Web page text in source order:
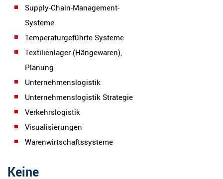
Supply-Chain-Management-
Systeme
Temperaturgeführte Systeme
Textilienlager (Hängewaren),
Planung
Unternehmenslogistik
Unternehmenslogistik Strategie
Verkehrslogistik
Visualisierungen
Warenwirtschaftssysteme
Keine